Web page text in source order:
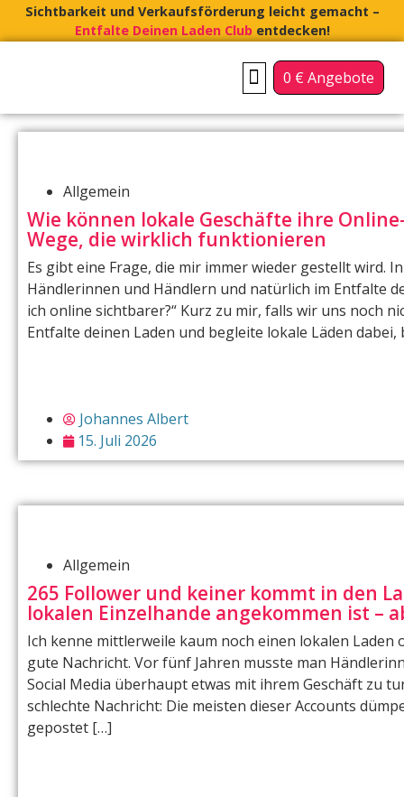
Sichtbarkeit und Verkaufsförderung leicht gemacht –
Entfalte Deinen Laden Clubentdecken!
0 € Angebote
Allgemein
Wie können lokale Geschäfte ihre
Wege, die wirklich funktionieren
Es gibt eine Frage, die mir immer wieder gestellt wird.
Händlerinnen und Händlern und natürlich im Entfalte
ich online sichtbarer?“ Kurz zu mir, falls wir uns noch
Entfalte deinen Laden und begleite lokale Läden dabei,
Johannes Albert
15. Juli 2026
Allgemein
265 Follower und keiner kommt in den
lokalen Einzelhande angekommen ist –
Ich kenne mittlerweile kaum noch einen lokalen Laden
gute Nachricht. Vor fünf Jahren musste man
Social Media überhaupt etwas mit ihrem Geschäft zu
schlechte Nachricht: Die meisten dieser Accounts
gepostet […]